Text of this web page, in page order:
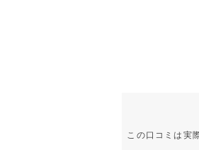
この口コミは実